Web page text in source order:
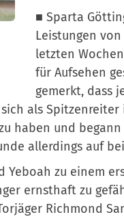
■ Sparta
Leistungen
letzten
für Aufsehen
gemerkt, dass
als
haben und
allerdings auf
zu einem
ernsthaft zu
Richmond